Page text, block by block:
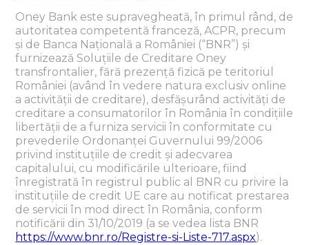
Oney Bank este supravegheată, în primul rând, de
autoritatea competentă franceză, ACPR, precum
și de Banca Națională a României (“BNR”) și
furnizează Soluțiile de Creditare Oney
transfrontalier, fără prezență fizică pe teritoriul
României (având în vedere natura exclusiv online
a activității de creditare), desfășurând activități de
creditare a consumatorilor în România în condițiile
libertății de a furniza servicii în conformitate cu
prevederile Ordonanței Guvernului 99/2006
privind instituțiile de credit și adecvarea
capitalului, cu modificările ulterioare, fiind
înregistrată în registrul public al BNR cu privire la
instituțiile de credit UE care au notificat prestarea
de servicii în mod direct în România, conform
notificării din 31/10/2019 (a se vedea lista BNR
https://www.bnr.ro/Registre-si-Liste-717.aspx).